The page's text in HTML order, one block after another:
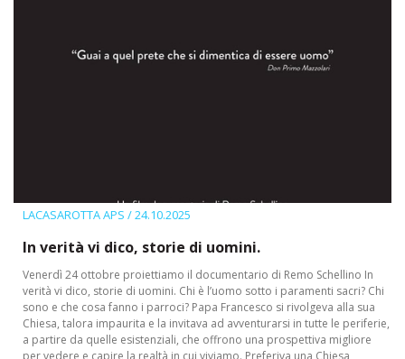
LACASAROTTA APS / 24.10.2025
In verità vi dico, storie di uomini.
Venerdì 24 ottobre proiettiamo il documentario di Remo Schellino In
verità vi dico, storie di uomini. Chi è l’uomo sotto i paramenti sacri? Chi
sono e che cosa fanno i parroci? Papa Francesco si rivolgeva alla sua
Chiesa, talora impaurita e la invitava ad avventurarsi in tutte le periferie,
a partire da quelle esistenziali, che offrono una prospettiva migliore
per vedere e capire la realtà in cui viviamo. Preferiva una Chiesa